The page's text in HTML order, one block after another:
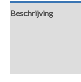
Beschrijving